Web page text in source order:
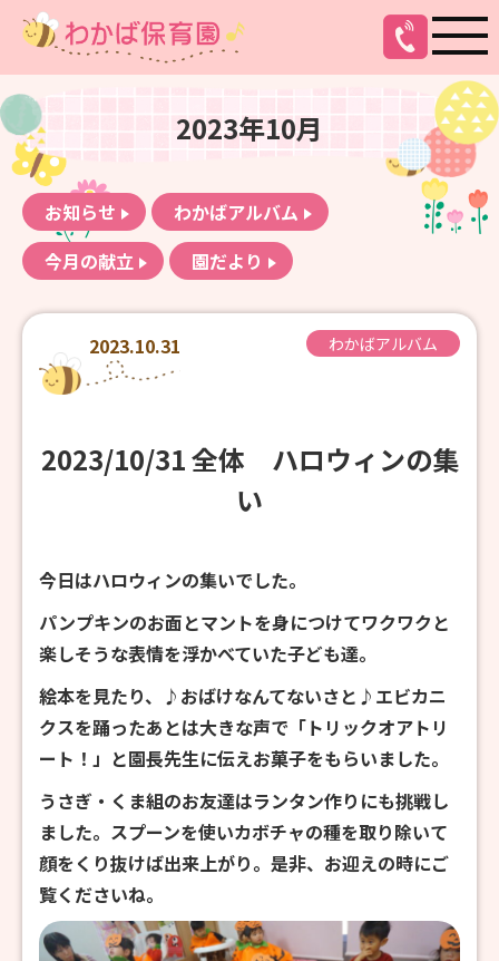
2023年10月
お知らせ
わかばアルバム
今月の献立
園だより
2023.10.31 わかばアルバム
2023/10/31 全体 ハロウィンの集
い
今日はハロウィンの集いでした。
パンプキンのお面とマントを身につけてワクワクと
楽しそうな表情を浮かべていた子ども達。
絵本を見たり、♪おばけなんてないさと♪エビカニ
クスを踊ったあとは大きな声で「トリックオアトリ
ート！」と園長先生に伝えお菓子をもらいました。
うさぎ・くま組のお友達はランタン作りにも挑戦し
ました。スプーンを使いカボチャの種を取り除いて
顔をくり抜けば出来上がり。是非、お迎えの時にご
覧くださいね。